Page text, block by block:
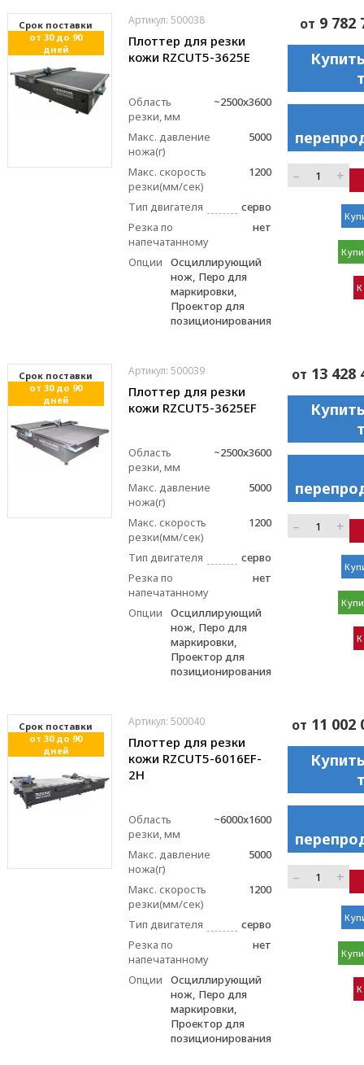
Cрок поставки
от 30 до 90
дней
Артикул: 500038
Плоттер для резки
кожи RZCUT5-3625E
Область
резки, мм
~2500x3600
Макс. давление
ножа(г)
5000
Макс. скорость
резки(мм/сек)
1200
Тип двигателя
серво
Резка по
напечатанному
нет
Опции
Осциллирующий
нож, Перо для
маркировки,
Проектор для
позиционирования
от 9 782
– +
Cрок поставки
от 30 до 90
дней
Артикул: 500039
Плоттер для резки
кожи RZCUT5-3625EF
Область
резки, мм
~2500x3600
Макс. давление
ножа(г)
5000
Макс. скорость
резки(мм/сек)
1200
Тип двигателя
серво
Резка по
напечатанному
нет
Опции
Осциллирующий
нож, Перо для
маркировки,
Проектор для
позиционирования
от 13 428
– +
Cрок поставки
от 30 до 90
дней
Артикул: 500040
Плоттер для резки
кожи RZCUT5-6016EF-
2H
Область
резки, мм
~6000x1600
Макс. давление
ножа(г)
5000
Макс. скорость
резки(мм/сек)
1200
Тип двигателя
серво
Резка по
напечатанному
нет
Опции
Осциллирующий
нож, Перо для
маркировки,
Проектор для
позиционирования
от 11 002
– +